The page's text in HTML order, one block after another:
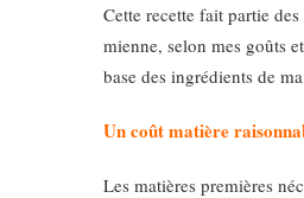
Cette recette fait partie
mienne, selon mes goûts
base des ingrédients de
Un coût matière
Les matières premières